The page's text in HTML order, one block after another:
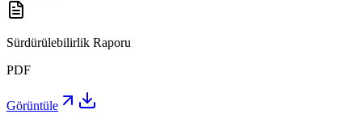
Sürdürülebilirlik Raporu
PDF
Görüntüle